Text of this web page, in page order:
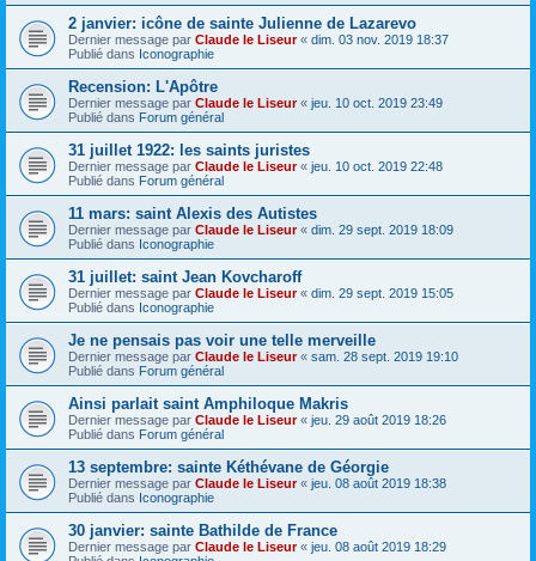
2 janvier: icône de sainte Julienne de Lazarevo
Dernier message par Claude le Liseur« dim. 03 nov. 2019 18:37
Publié dans Iconographie
Recension: L'Apôtre
Dernier message par Claude le Liseur« jeu. 10 oct. 2019 23:49
Publié dans Forum général
31 juillet 1922: les saints juristes
Dernier message par Claude le Liseur« jeu. 10 oct. 2019 22:48
Publié dans Forum général
11 mars: saint Alexis des Autistes
Dernier message par Claude le Liseur« dim. 29 sept. 2019 18:09
Publié dans Iconographie
31 juillet: saint Jean Kovcharoff
Dernier message par Claude le Liseur« dim. 29 sept. 2019 15:05
Publié dans Iconographie
Je ne pensais pas voir une telle merveille
Dernier message par Claude le Liseur« sam. 28 sept. 2019 19:10
Publié dans Forum général
Ainsi parlait saint Amphiloque Makris
Dernier message par Claude le Liseur« jeu. 29 août 2019 18:26
Publié dans Forum général
13 septembre: sainte Kéthévane de Géorgie
Dernier message par Claude le Liseur« jeu. 08 août 2019 18:38
Publié dans Iconographie
30 janvier: sainte Bathilde de France
Dernier message par Claude le Liseur« jeu. 08 août 2019 18:29